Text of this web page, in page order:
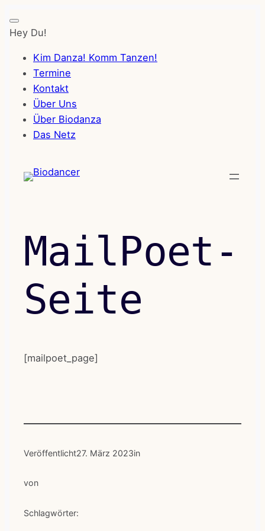
Hey Du!
Kim Danza! Komm Tanzen!
Termine
Kontakt
Über Uns
Über Biodanza
Das Netz
Inhalt
MailPoet-
Seite
[mailpoet_page]
Veröffentlicht27. März 2023in
von
Schlagwörter: